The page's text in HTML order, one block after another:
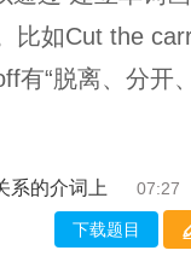
比如Cut the
有“脱离、分开
系的介词上 07:27
下载题目